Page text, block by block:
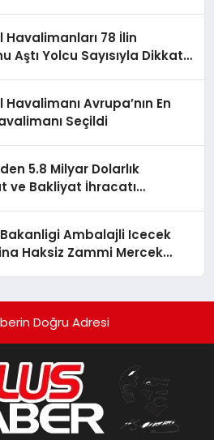
Havalimanları 78 İlin
Aştı Yolcu Sayısıyla Dikkat
Avrupa’nın En
Seçildi
5.8 Milyar Dolarlık
ve Bakliyat İhracatı
Ambalajli Icecek
Haksiz Zammi Mercek
Doğru Adresi